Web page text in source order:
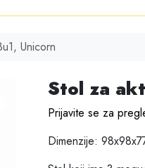
Unicorn
Stol za
Prijavite se za
Dimenzije: